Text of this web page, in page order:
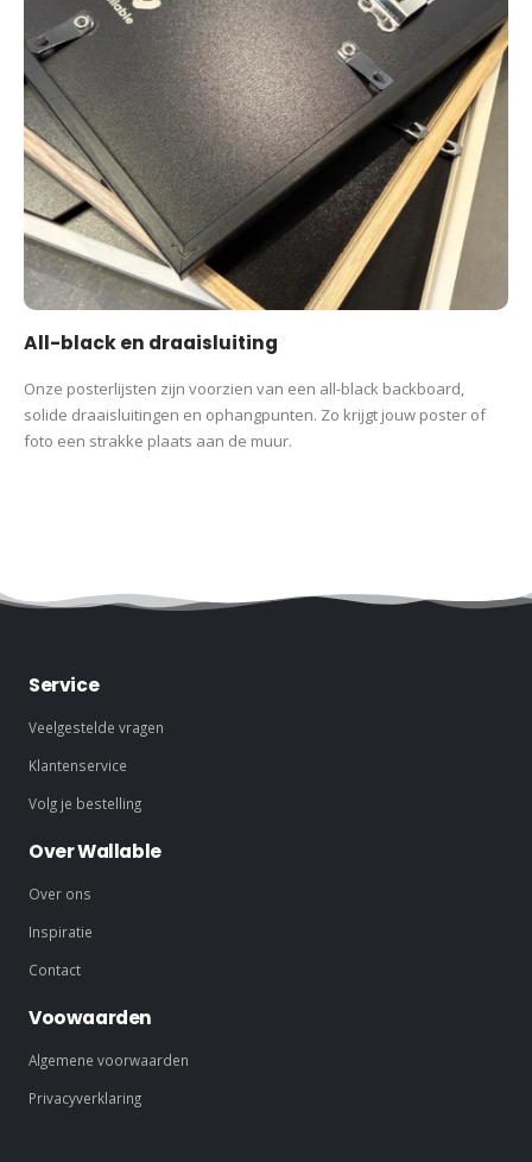
All-black en draaisluiting
Onze posterlijsten zijn voorzien van een all-black backboard,
solide draaisluitingen en ophangpunten. Zo krijgt jouw poster of
foto een strakke plaats aan de muur.
Service
Veelgestelde vragen
Klantenservice
Volg je bestelling
Over Wallable
Over ons
Inspiratie
Contact
Voowaarden
Algemene voorwaarden
Privacyverklaring